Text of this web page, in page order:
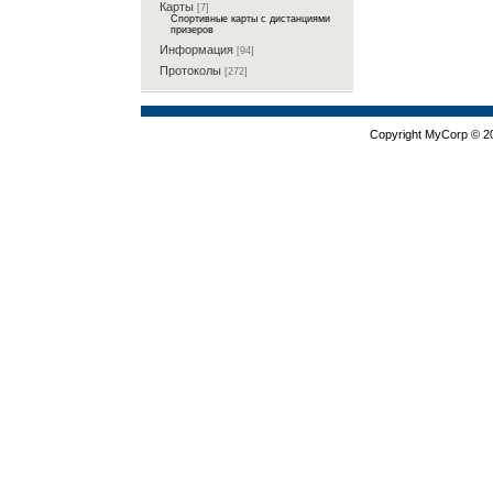
Карты [7]
Спортивные карты с дистанциями
призеров
Информация [94]
Протоколы [272]
Copyright MyCorp ©